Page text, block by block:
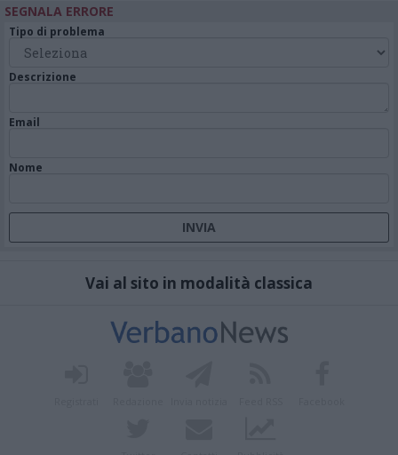
SEGNALA ERRORE
Tipo di problema
Descrizione
Email
Nome
Vai al sito in modalità classica